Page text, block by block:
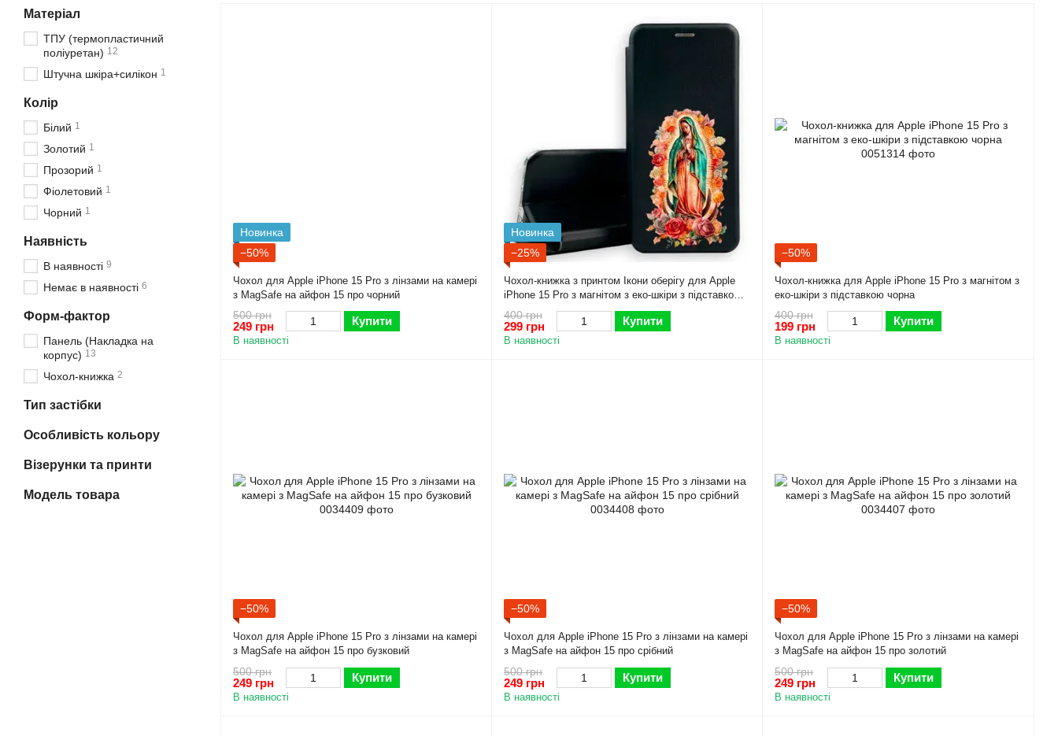
Новинка
−50%
Чохол для Apple iPhone 15 Pro з лінзами на камері
з MagSafe на айфон 15 про чорний
500 грн
249 грн Купити
В наявності
Новинка
−25%
Чохол-книжка з принтом Ікони оберігу для Apple
iPhone 15 Pro з магнітом з еко-шкіри з підставкою
чорна
400 грн
299 грн Купити
В наявності
−50%
Чохол-книжка для Apple iPhone 15 Pro з магнітом з
еко-шкіри з підставкою чорна
400 грн
199 грн Купити
В наявності
−50%
Чохол для Apple iPhone 15 Pro з лінзами на камері
з MagSafe на айфон 15 про бузковий
500 грн
249 грн Купити
В наявності
−50%
Чохол для Apple iPhone 15 Pro з лінзами на камері
з MagSafe на айфон 15 про срібний
500 грн
249 грн Купити
В наявності
−50%
Чохол для Apple iPhone 15 Pro з лінзами на камері
з MagSafe на айфон 15 про золотий
500 грн
249 грн Купити
В наявності
Матеріал
ТПУ (термопластичний
поліуретан) 12
Штучна шкіра+силікон 1
Колір
Білий 1
Золотий 1
Прозорий 1
Фіолетовий 1
Чорний 1
Наявність
В наявності 9
Немає в наявності 6
Форм-фактор
Панель (Накладка на
корпус) 13
Чохол-книжка 2
Тип застібки
Особливість кольору
Візерунки та принти
Модель товара